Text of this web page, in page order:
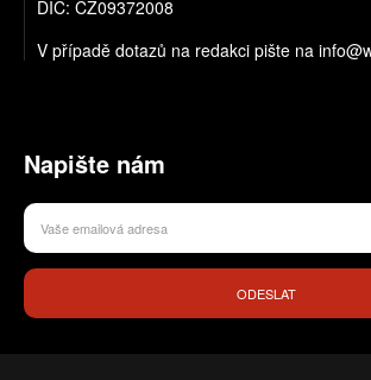
DIČ: CZ09372008
V případě dotazů na redakci pište na
Napište nám
ODESLAT